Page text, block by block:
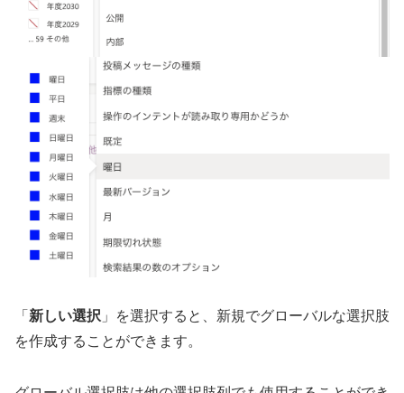
「 新しい選択 」を選択すると、新規でグローバルな選択肢
を作成することができます。